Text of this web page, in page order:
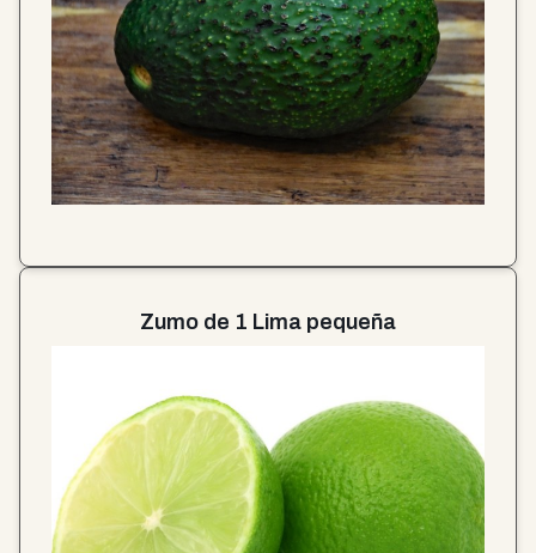
Zumo de 1 Lima pequeña